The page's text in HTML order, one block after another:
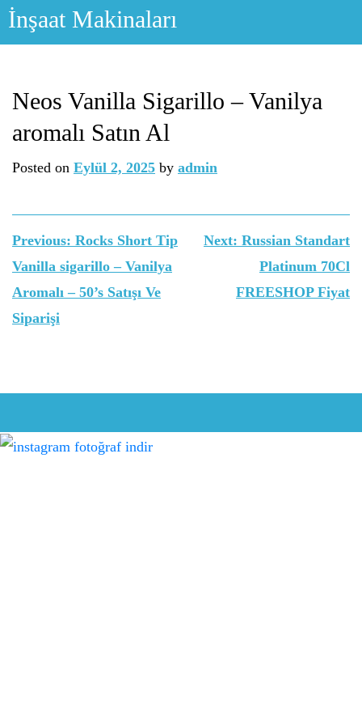
Skip
İnşaat Makinaları
Neos Vanilla Sigarillo – Vanilya
aromalı Satın Al
Posted on Eylül 2, 2025 by admin
Yazı
gezinmesi
Previous: Rocks Short Tip
Vanilla sigarillo – Vanilya
Aromalı – 50’s Satışı Ve
Siparişi
Next: Russian Standart
Platinum 70Cl
FREESHOP Fiyat